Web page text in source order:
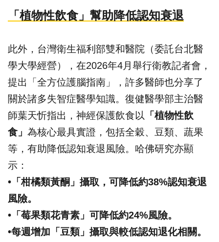
「植物性飲食」幫助降低認知衰退
此外，台灣衛生福利部雙和醫院（委託台北醫
學大學經營），在2026年4月舉行衛教記者會，
提出「全方位護腦指南」，許多醫師也分享了
關於諸多失智症醫學知識。復健醫學部主治醫
師葉天忻指出，神經保護飲食以 「植物性飲
食」 為核心最具實證，包括全穀、豆類、蔬果
等，有助降低認知衰退風險。哈佛研究亦顯
示：
•「柑橘類黃酮」攝取，可降低約38%認知衰退
風險。
•「莓果類花青素」可降低約24%風險。
•每週增加「豆類」攝取與較低認知退化相關。